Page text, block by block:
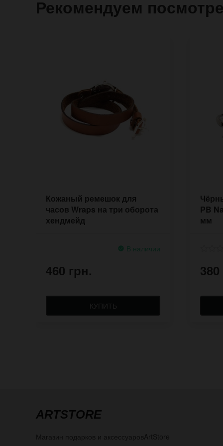
Рекомендуем
Кожаный ремешок для
часов Wraps на три оборота
хендмейд
В наличии
460 грн.
КУПИТЬ
PB
мм
ARTSTORE